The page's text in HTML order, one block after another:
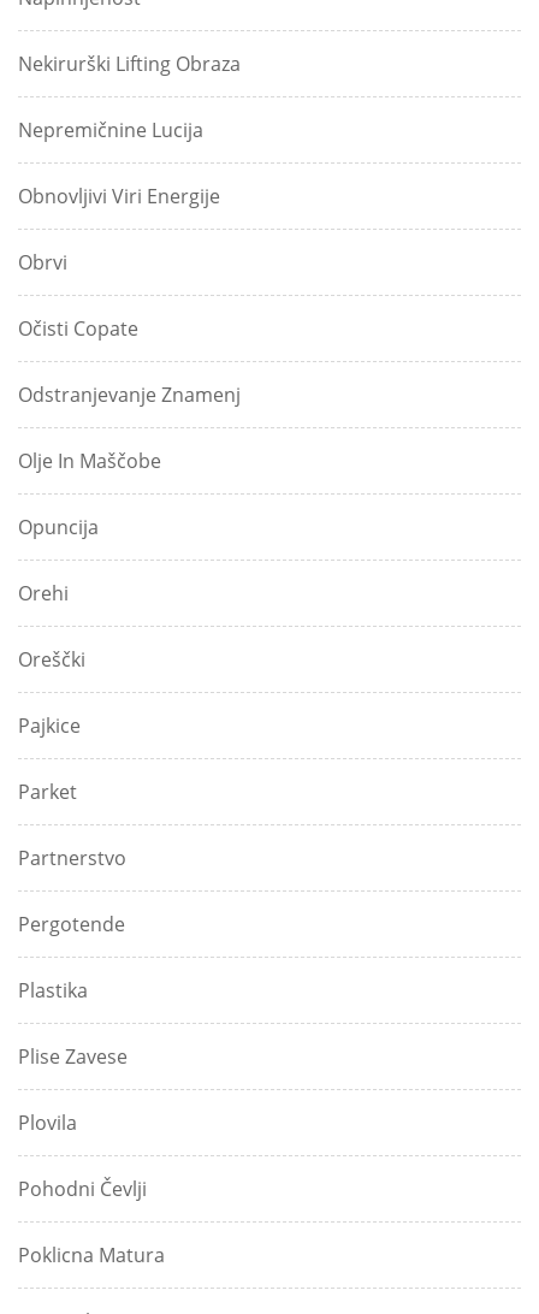
Nekirurški Lifting Obraza
Nepremičnine Lucija
Obnovljivi Viri Energije
Obrvi
Očisti Copate
Odstranjevanje Znamenj
Olje In Maščobe
Opuncija
Orehi
Oreščki
Pajkice
Parket
Partnerstvo
Pergotende
Plastika
Plise Zavese
Plovila
Pohodni Čevlji
Poklicna Matura